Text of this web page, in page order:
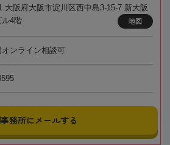
大阪府大阪市淀川区西中島3-15-7 新大阪
ル4階
地図
ンライン相談可
事務所にメールする